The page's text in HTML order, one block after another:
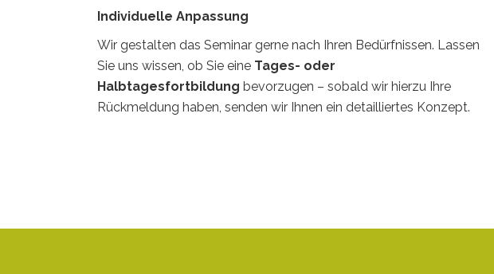
Individuelle Anpassung
Wir gestalten das Seminar gerne nach Ihren Bedürfnissen. Lassen
Sie uns wissen, ob Sie eine Tages- oder
Halbtagesfortbildung bevorzugen – sobald wir hierzu Ihre
Rückmeldung haben, senden wir Ihnen ein detailliertes Konzept.